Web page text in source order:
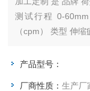
测试行程 0-
（cpm） 类型 伸
60（kg） 装箱数 1台
产品型号：
厂商性质：生产厂